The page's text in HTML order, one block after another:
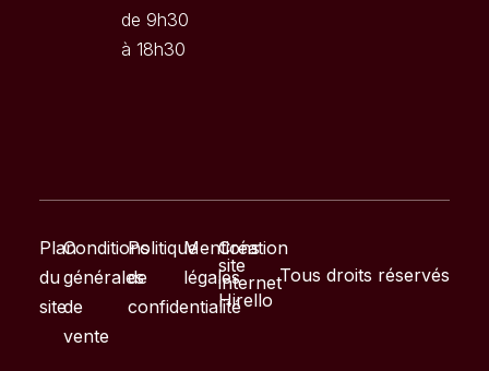
de 9h30
à 18h30
Plan
du
site
Conditions
générales
de
vente
Politique
de
confidentialité
Mentions
légales
Création
site
internet
Hirello
Tous droits réservés